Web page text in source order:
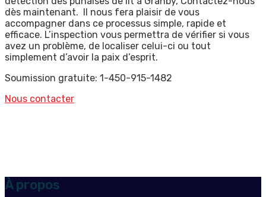
dès maintenant. Il nous fera plaisir de vous
accompagner dans ce processus simple, rapide et
efficace. L’inspection vous permettra de vérifier si vous
avez un problème, de localiser celui-ci ou tout
simplement d’avoir la paix d’esprit.
Soumission gratuite: 1-450-915-1482
Nous contacter
À propos